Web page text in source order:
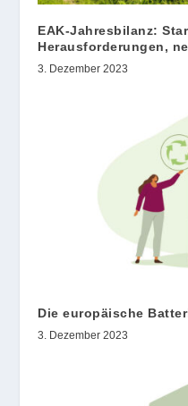
EAK-Jahresbilanz:
Herausforderungen,
3. Dezember 2023
Die europäische
3. Dezember 2023